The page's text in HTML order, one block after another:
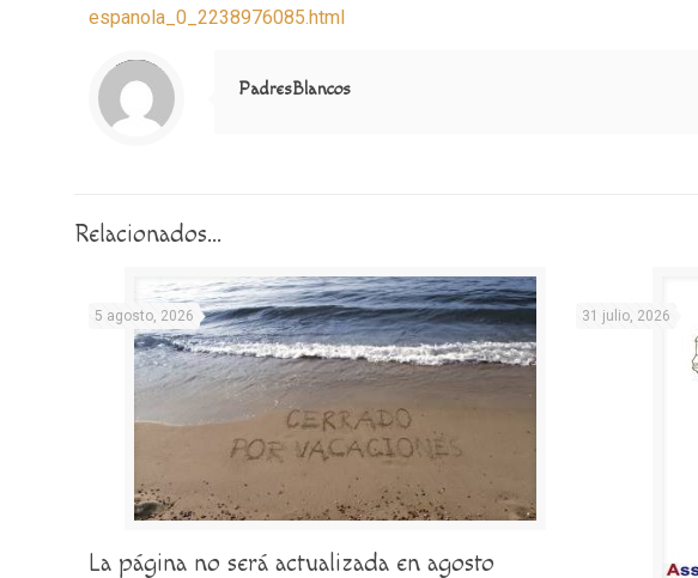
espanola_0_2238976085.html
Notice
: Trying to access array offset on value of type null in
/home/misioner/public_html/padresblancos/themes/betheme/includes/content-single.php
on line
286
PadresBlancos
Relacionados...
5 agosto, 2026
La página no será actualizada en agosto
31 julio, 2026